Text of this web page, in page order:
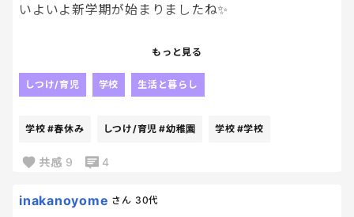
いよいよ新学期が始まりましたね✨
やっと小学生組が小学校へ！！
いなくなってくれる〜！笑
だかんだ帰ってくるの早くて逆にバタつくんですよ
この期間、早く落ち着いてほしいけど、、
大体、6月ごろまでは落ち着かないですかね😇
もっと見る
しつけ/育児 学校 生活と暮らし
学校 #春休み しつけ/育児 #幼稚園 学校 #学校
共感 9 4
inakanoyome さん 30代